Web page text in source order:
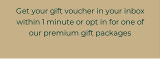
Get your gift voucher in your inbox
within 1 minute or opt in for one of
our premium gift packages